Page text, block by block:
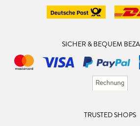
SICHER & BEQUEM
TRUSTED SHOPS